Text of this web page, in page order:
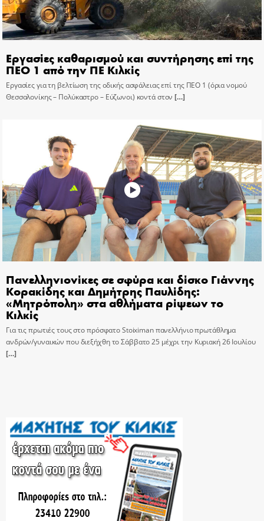
Εργασίες καθαρισμού και συντήρησης επί της
ΠΕΟ 1 από την ΠΕ Κιλκίς
Εργασίες για τη βελτίωση της οδικής ασφάλειας επί της ΠΕΟ 1 (όρια νομού
Θεσσαλονίκης – Πολύκαστρο – Εύζωνοι) κοντά στον […]
Πανελληνιονίκες σε σφύρα και δίσκο Γιάννης
Κορακίδης και Δημήτρης Παυλίδης:
«Μητρόπολη» στα αθλήματα ρίψεων το
Κιλκίς
Για τις πρωτιές τους στο πρόσφατο Stoiximan πανελλήνιο πρωτάθλημα
ανδρών/γυναικών που διεξήχθη το Σάββατο 25 μέχρι την Κυριακή 26 Ιουλίου
[…]